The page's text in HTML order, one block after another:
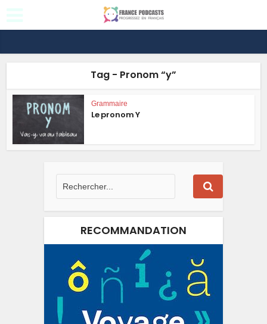
Tag - Pronom “y”
Grammaire
Le pronom Y
RECOMMANDATION